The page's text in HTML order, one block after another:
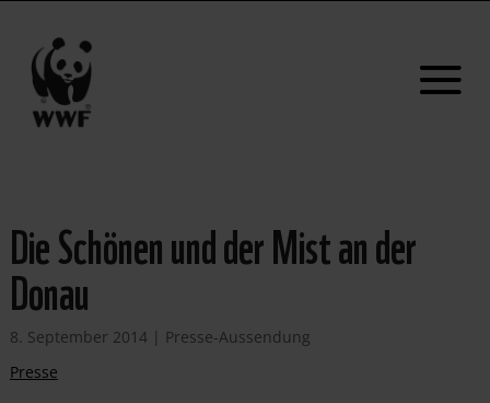
Die Schönen und der Mist an der
Donau
8. September 2014| Presse-Aussendung
Presse